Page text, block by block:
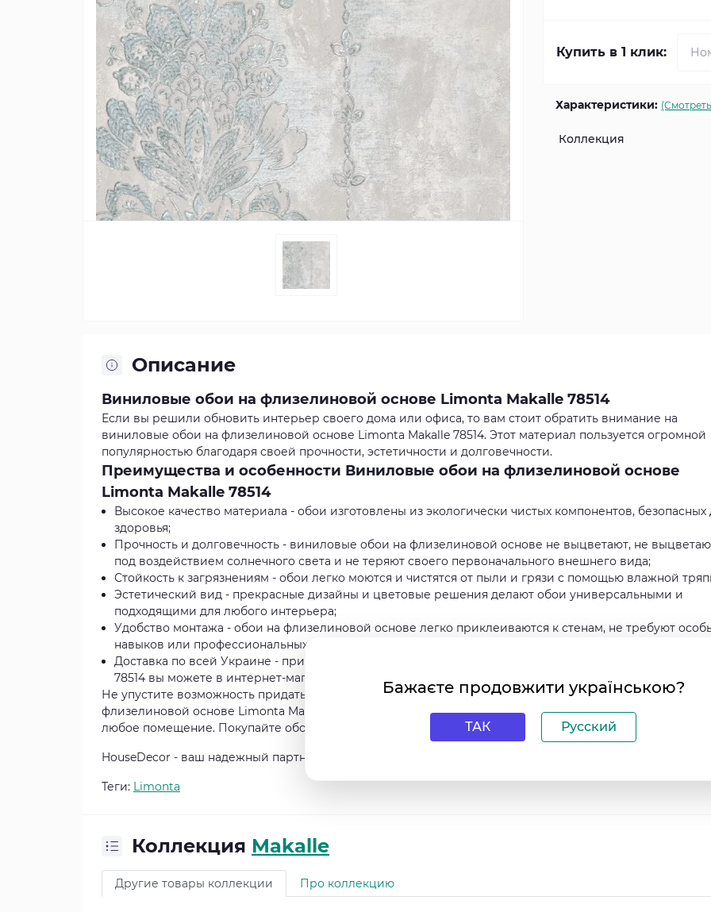
Купить в 1 клик:
Характеристики:
Коллекция
Описание
Виниловые обои на флизелиновой основе Limonta Makalle 78514
Если вы решили обновить интерьер своего дома или офиса, то вам стоит обратить внимание на
виниловые обои на флизелиновой основе Limonta Makalle 78514. Этот материал пользуется огромной
популярностью благодаря своей прочности, эстетичности и долговечности.
Преимущества и особенности Виниловые обои на флизелиновой основе
Limonta Makalle 78514
Высокое качество материала - обои изготовлены из экологически чистых компонентов, безопасных
здоровья;
Прочность и долговечность - виниловые обои на флизелиновой основе не выцветают, не
под воздействием солнечного света и не теряют своего первоначального внешнего вида;
Стойкость к загрязнениям - обои легко моются и чистятся от пыли и грязи с помощью влажной
Эстетический вид - прекрасные дизайны и цветовые решения делают обои универсальными и
подходящими для любого интерьера;
Удобство монтажа - обои на флизелиновой основе легко приклеиваются к стенам, не требуют
навыков или профессиональных инструментов;
Доставка по всей Украине - приобрести виниловые обои на флизелиновой основе Limonta Makalle
78514 вы можете в интернет-магазине HouseDecor.com.ua с доставкой по всей Украине.
Не упустите возможность придать своему интерьеру новую жизнь с помощью виниловых обоев на
флизелиновой основе Limonta Makalle 78514. Они создадут уютную атмосферу и привнесут
любое помещение. Покупайте обои сегодня и наслаждайтесь прекрасным результатом уже завтра!
HouseDecor - ваш надежный партнер для создания стильного интерьера!
Теги: Limonta
Коллекция Makalle
Другие товары коллекции Про коллекцию
Бажаєте продовжити українською?
ТАК Русский